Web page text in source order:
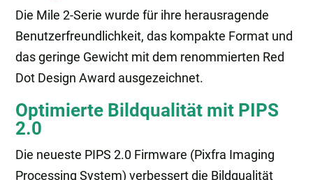
Die Mile 2-Serie wurde für ihre herausragende
Benutzerfreundlichkeit, das kompakte Format und
das geringe Gewicht mit dem renommierten Red
Dot Design Award ausgezeichnet.
Optimierte Bildqualität mit PIPS
2.0
Die neueste PIPS 2.0 Firmware (Pixfra Imaging
Processing System) verbessert die Bildqualität